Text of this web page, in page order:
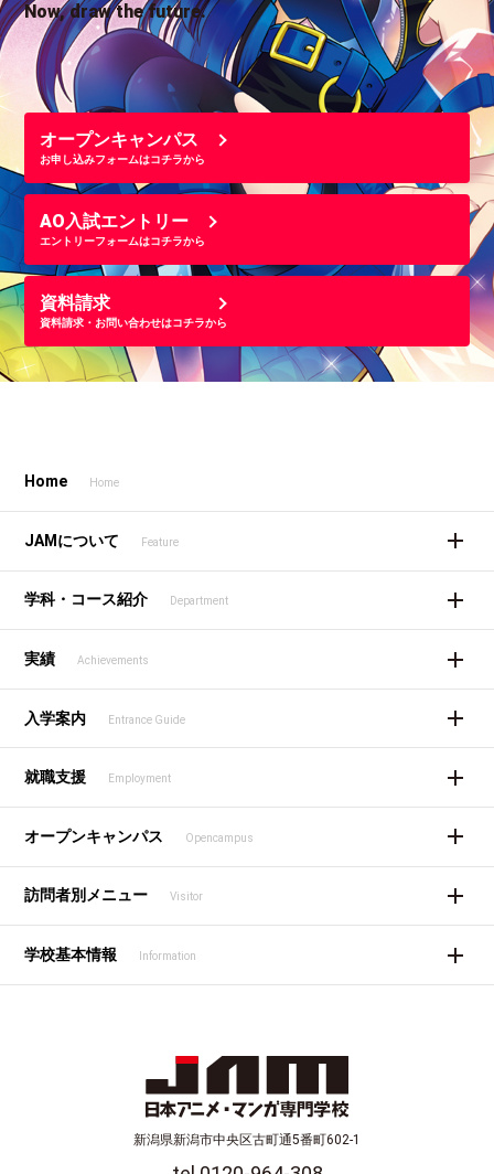
Now, draw the future.
オープンキャンパス
お申し込みフォームはコチラから
AO入試エントリー
エントリーフォームはコチラから
資料請求
資料請求・お問い合わせはコチラから
Home Home
JAMについて Feature
学科・コース紹介 Department
実績 Achievements
入学案内 Entrance Guide
就職支援 Employment
オープンキャンパス Opencampus
訪問者別メニュー Visitor
学校基本情報 Information
新潟県新潟市中央区古町通5番町602-1